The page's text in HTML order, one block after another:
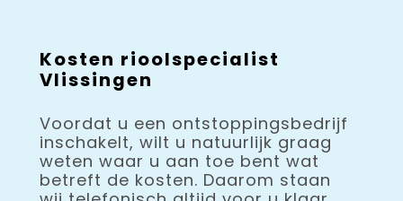
Kosten rioolspecialist
Vlissingen
Voordat u een ontstoppingsbedrijf
inschakelt, wilt u natuurlijk graag
weten waar u aan toe bent wat
betreft de kosten. Daarom staan